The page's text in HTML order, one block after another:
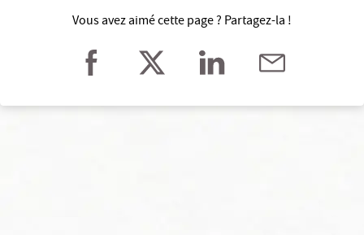
Vous avez aimé cette page ? Partagez-la !